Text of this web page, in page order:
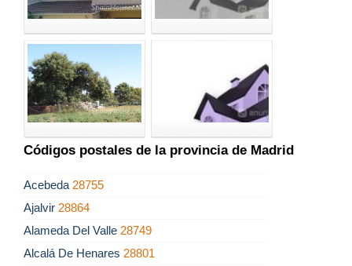
Códigos postales de la provincia de Madrid
Acebeda 28755
Ajalvir 28864
Alameda Del Valle 28749
Alcalá De Henares 28801